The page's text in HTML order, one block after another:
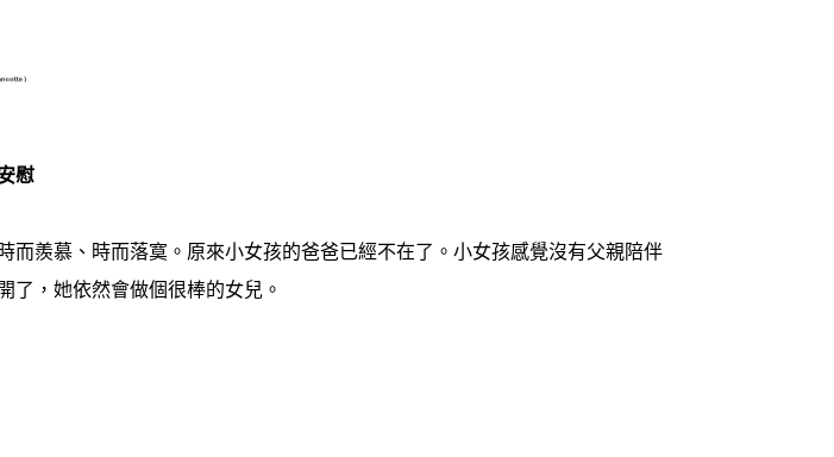
慰
而羨慕、時而落寞。原來小女孩的爸爸已經不在了。小女孩感覺沒有父親陪伴
了，她依然會做個很棒的女兒。